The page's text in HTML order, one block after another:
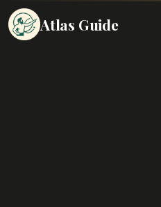
Atlas Guide